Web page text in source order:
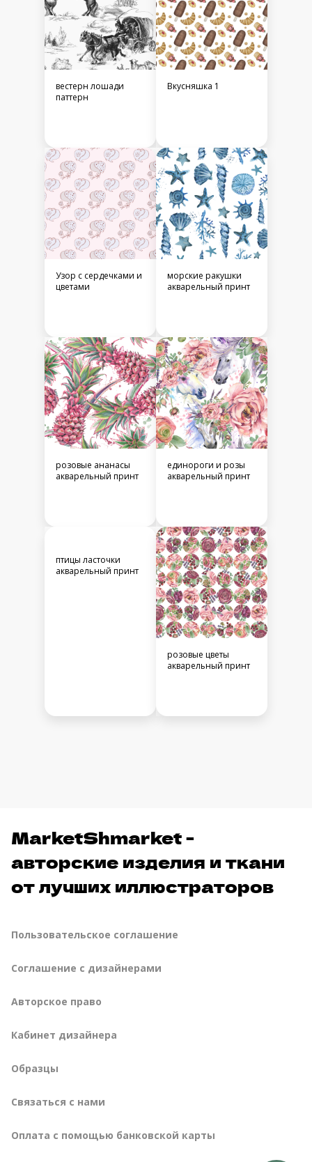
вестерн лошади
паттерн
Вкусняшка 1
Узор с сердечками и
цветами
морские ракушки
акварельный принт
розовые ананасы
акварельный принт
единороги и розы
акварельный принт
птицы ласточки
акварельный принт
розовые цветы
акварельный принт
MarketShmarket -
авторские изделия и ткани
от лучших иллюстраторов
Пользовательское соглашение
Соглашение с дизайнерами
Авторское право
Кабинет дизайнера
Образцы
Связаться с нами
Оплата с помощью банковской карты